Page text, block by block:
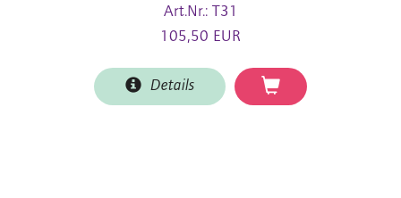
Art.Nr.: T31
105,50 EUR
Details